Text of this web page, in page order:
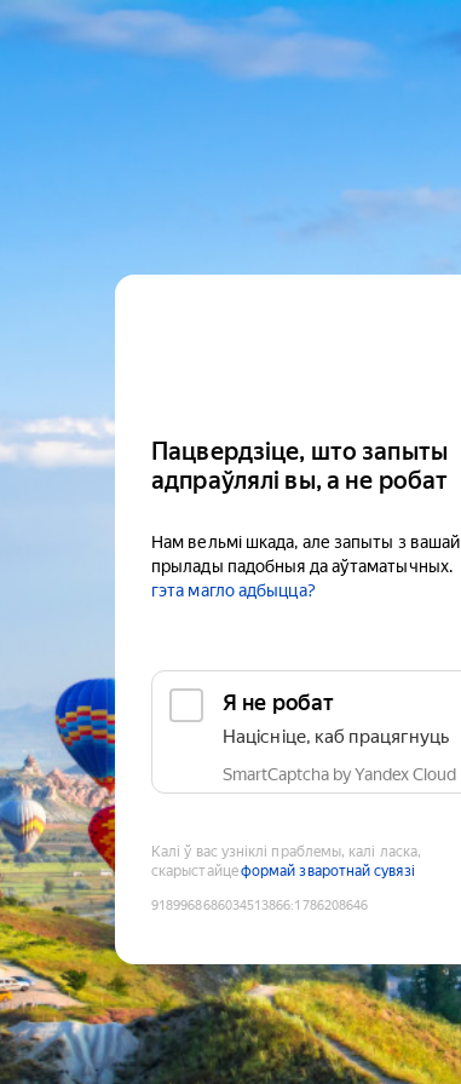
Пацвердзіце, што запыты
адпраўлялі вы, а не робат
Нам вельмі шкада, але запыты з вашай
прылады падобныя да аўтаматычных.
гэта магло адбыцца?
Я не робат
Націсніце, каб працягнуць
SmartCaptcha by Yandex Cloud
Калі ў вас узніклі праблемы, калі ласка,
скарыстайцеформай зваротнай сувязі
9189968686034513866:1786208646